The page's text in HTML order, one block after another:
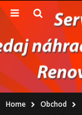
Home
Obchod